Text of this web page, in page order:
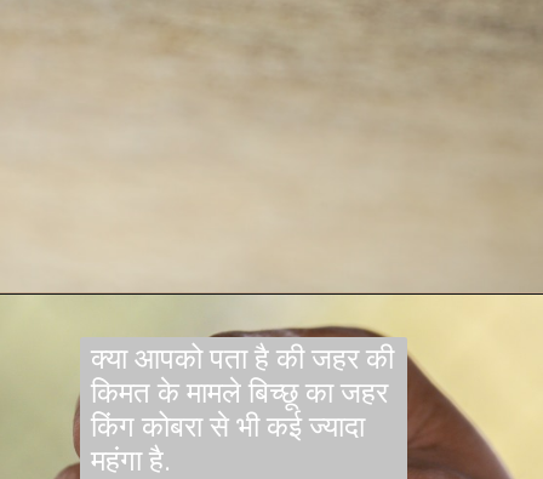
क्या आपको पता है की जहर की
किमत के मामले बिच्छू का जहर
किंग कोबरा से भी कई ज्यादा
महंगा है.